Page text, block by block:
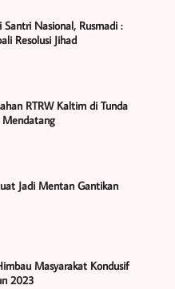
Nasional, Rusmadi :
Resolusi Jihad
RTRW Kaltim di Tunda
Jadi Mentan Gantikan
Masyarakat Kondusif
2023